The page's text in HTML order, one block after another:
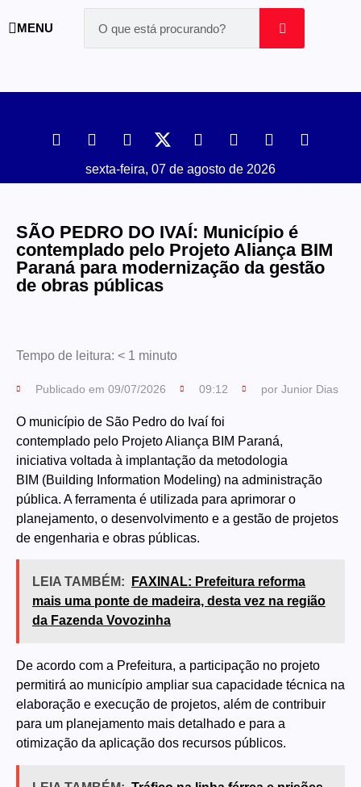
MENU
sexta-feira, 07 de agosto de 2026
SÃO PEDRO DO IVAÍ: Município é
contemplado pelo Projeto Aliança BIM
Paraná para modernização da gestão
de obras públicas
Tempo de leitura: < 1 minuto
Publicado em 09/07/2026 09:12 por Junior Dias
O município de São Pedro do Ivaí foi
contemplado pelo Projeto Aliança BIM Paraná,
iniciativa voltada à implantação da metodologia
BIM (Building Information Modeling) na administração
pública. A ferramenta é utilizada para aprimorar o
planejamento, o desenvolvimento e a gestão de projetos
de engenharia e obras públicas.
LEIA TAMBÉM:
FAXINAL: Prefeitura reforma
mais uma ponte de madeira, desta vez na região
da Fazenda Vovozinha
De acordo com a Prefeitura, a participação no projeto
permitirá ao município ampliar sua capacidade técnica na
elaboração e execução de projetos, além de contribuir
para um planejamento mais detalhado e para a
otimização da aplicação dos recursos públicos.